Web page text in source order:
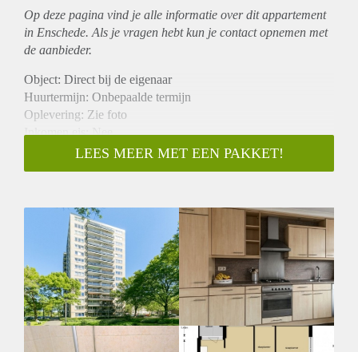
Op deze pagina vind je alle informatie over ditappartement
in Enschede. Als je vragen hebt kun je contact opnemen met
de aanbieder.
Object: Direct bij de eigenaar
Huurtermijn: Onbepaalde termijn
Oplevering: Zie foto
Inkomen eis: Nee
Garantiestelling mogelijk: Nee
Borg: 1 Maand
Huisdieren toegestaan: Afhankelijk van de Eigenaar
Huurtoeslag grens: Ja
Geschikt voor studenten: Afhankelijk van de Eigenaar
LEES MEER MET EEN PAKKET!